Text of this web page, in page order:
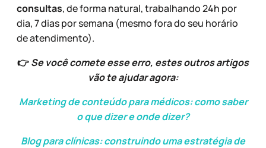
consultas, de forma natural, trabalhando 24h por
dia, 7 dias por semana (mesmo fora do seu horário
de atendimento).
👉Se você comete esse erro, estes outros artigos
vão te ajudar agora:
Marketing de conteúdo para médicos: como saber
o que dizer e onde dizer?
Blog para clínicas: construindo uma estratégia de